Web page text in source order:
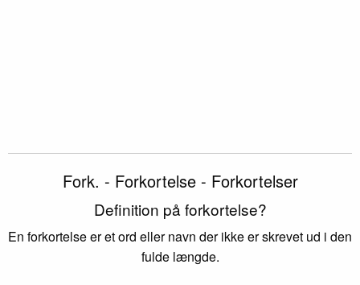
Fork. - Forkortelse - Forkortelser
Definition på forkortelse?
En forkortelse er et ord eller navn der ikke er skrevet ud i den
fulde længde.